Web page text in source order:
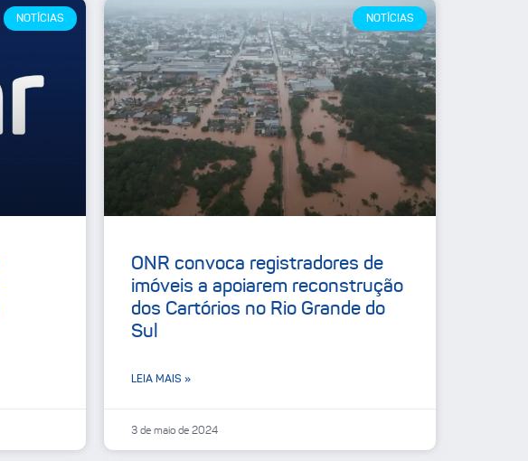
NOTÍCIAS NOTÍCIAS
ONR convoca registradores de
imóveis a apoiarem reconstrução
dos Cartórios no Rio Grande do
Sul
LEIA MAIS »
3 de maio de 2024